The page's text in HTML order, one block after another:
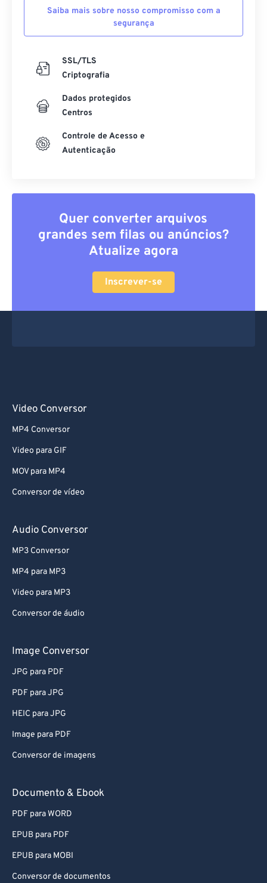
Saiba mais sobre nosso compromisso com a
segurança
SSL/TLS
Criptografia
Dados protegidos
Centros
Controle de Acesso e
Autenticação
Quer converter arquivos
grandes sem filas ou anúncios?
Atualize agora
Inscrever-se
Video Conversor
MP4 Conversor
Video para GIF
MOV para MP4
Conversor de vídeo
Audio Conversor
MP3 Conversor
MP4 para MP3
Video para MP3
Conversor de áudio
Image Conversor
JPG para PDF
PDF para JPG
HEIC para JPG
Image para PDF
Conversor de imagens
Documento & Ebook
PDF para WORD
EPUB para PDF
EPUB para MOBI
Conversor de documentos